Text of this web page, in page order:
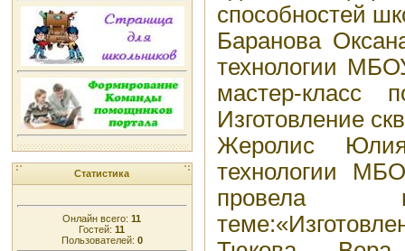
Статистика
Онлайн всего:11
Гостей:11
Пользователей: 0
способностей
Баранова
технологии
мастер-класс
Изготовление
Жеролис
технологии
провела